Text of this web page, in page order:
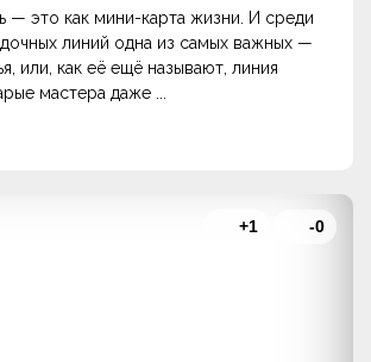
— это как мини-карта жизни. И среди
линий одна из самых важных —
или, как её ещё называют, линия
мастера даже ...
+1 -0